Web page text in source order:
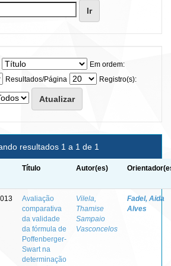
Em ordem:
Resultados/Página
Registro(s):
resultados 1 a 1 de 1
Título Autor(es)
Avaliação
comparativa
da validade
da fórmula de
Poffenberger-
Swart na
determinação
Vilela,
Thamise
Sampaio
Vasconcelos
Fadel, Aida
Alves